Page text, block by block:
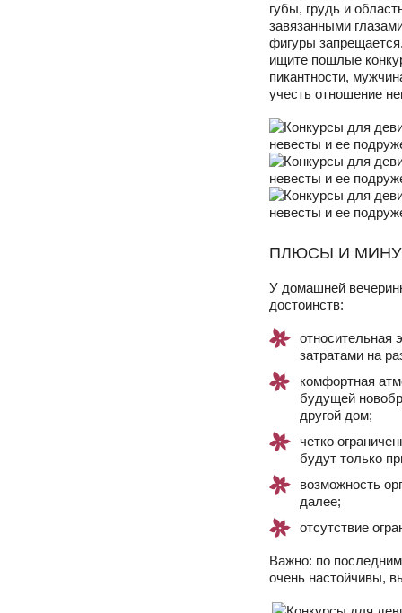
губы, грудь и
завязанными
фигуры
ищите пошлые
пикантности,
учесть отношение
ПЛЮСЫ И
У домашней
достоинств:
относительная
затратами на
комфортная
будущей
другой дом;
четко
будут только
возможность
далее;
отсутствие
Важно: по
очень настойчивы,